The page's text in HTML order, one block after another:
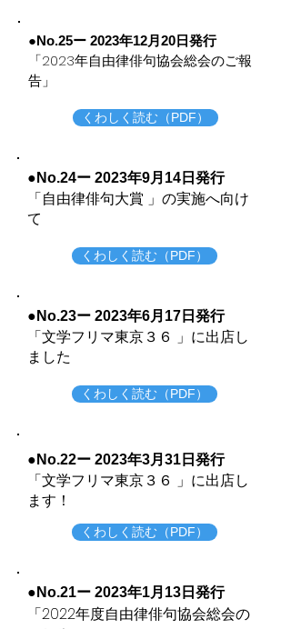
●No.25ー 2023年12月20 日発行
​「2023年自由律俳句協会総会のご報
告」
くわしく読む（PDF）
●No.24ー 2023年9月14 日発行
​「自由律俳句大賞 」の実施へ向け
て
くわしく読む（PDF）
●No.23ー 2023年6月17日発行
​「文学フリマ東京３６ 」に出店し
ました
くわしく読む（PDF）
●No.22ー 2023年3月31日発行
​「文学フリマ東京３６ 」に出店し
ます！
くわしく読む（PDF）
●No.21ー 2023年1月13日発行
​「2022年度自由律俳句協会総会の